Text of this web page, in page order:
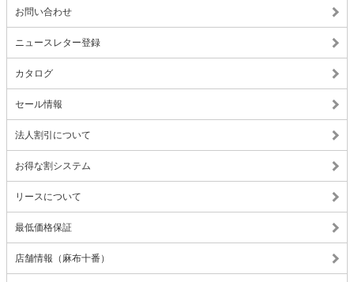
お問い合わせ
ニュースレター登録
カタログ
セール情報
法人割引について
お得な割システム
リースについて
最低価格保証
店舗情報（麻布十番）